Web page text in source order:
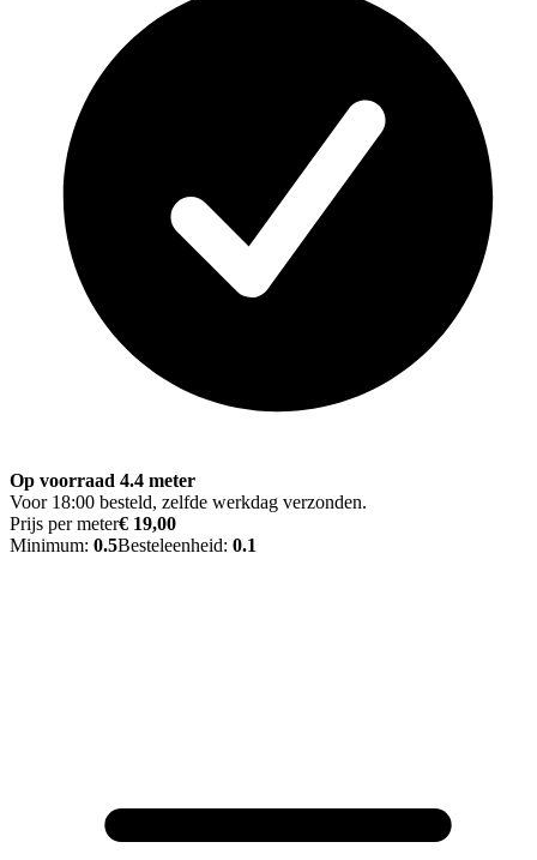
Op voorraad 4.4 meter
Voor 18:00 besteld, zelfde werkdag verzonden.
Prijs per meter€ 19,00
Minimum: 0.5Besteleenheid: 0.1